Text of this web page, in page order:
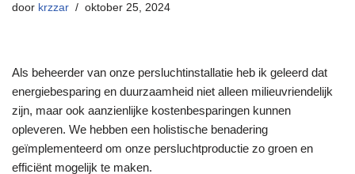
door krzzar oktober 25, 2024
Als beheerder van onze persluchtinstallatie heb ik geleerd dat
energiebesparing en duurzaamheid niet alleen milieuvriendelijk
zijn, maar ook aanzienlijke kostenbesparingen kunnen
opleveren. We hebben een holistische benadering
geïmplementeerd om onze persluchtproductie zo groen en
efficiënt mogelijk te maken.